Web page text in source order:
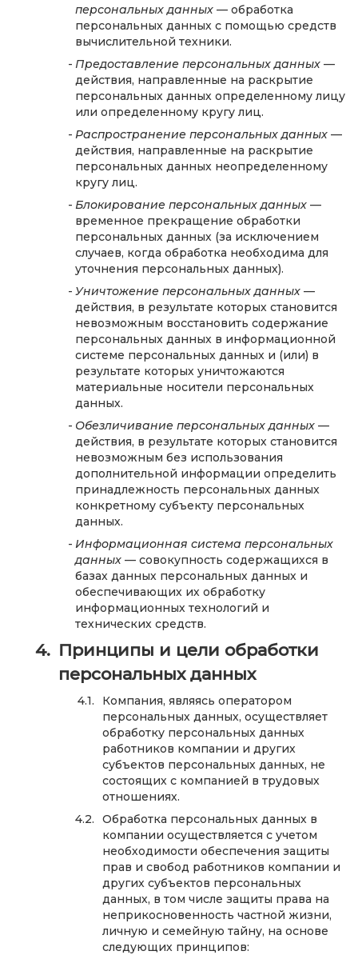
персональных данных — обработка
персональных данных с помощью средств
вычислительной техники.
Предоставление персональных данных —
действия, направленные на раскрытие
персональных данных определенному лицу
или определенному кругу лиц.
Распространение персональных данных —
действия, направленные на раскрытие
персональных данных неопределенному
кругу лиц.
Блокирование персональных данных —
временное прекращение обработки
персональных данных (за исключением
случаев, когда обработка необходима для
уточнения персональных данных).
Уничтожение персональных данных —
действия, в результате которых становится
невозможным восстановить содержание
персональных данных в информационной
системе персональных данных и (или) в
результате которых уничтожаются
материальные носители персональных
данных.
Обезличивание персональных данных —
действия, в результате которых становится
невозможным без использования
дополнительной информации определить
принадлежность персональных данных
конкретному субъекту персональных
данных.
Информационная система персональных
данных — совокупность содержащихся в
базах данных персональных данных и
обеспечивающих их обработку
информационных технологий и
технических средств.
Принципы и цели обработки
персональных данных
Компания, являясь оператором
персональных данных, осуществляет
обработку персональных данных
работников компании и других
субъектов персональных данных, не
состоящих с компанией в трудовых
отношениях.
Обработка персональных данных в
компании осуществляется с учетом
необходимости обеспечения защиты
прав и свобод работников компании и
других субъектов персональных
данных, в том числе защиты права на
неприкосновенность частной жизни,
личную и семейную тайну, на основе
следующих принципов: